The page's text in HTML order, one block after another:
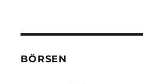
BÖRSEN